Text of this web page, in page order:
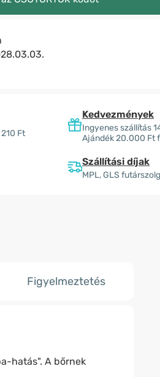
Ft
Kedvezmények
Ingyenes szállítás
Ajándék 20.000 Ft
Szállítási díjak
MPL, GLS
Figyelmeztetés
hatás". A bőrnek